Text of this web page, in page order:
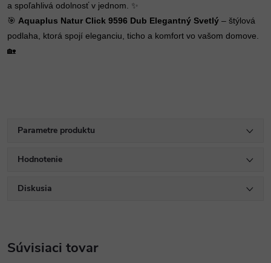
a spoľahlivá odolnosť v jednom. ✨
🎯 Aquaplus Natur Click 9596 Dub Elegantný Svetlý – štýlová
podlaha, ktorá spojí eleganciu, ticho a komfort vo vašom domove.
🏡
Parametre produktu
Hodnotenie
Diskusia
Súvisiaci tovar